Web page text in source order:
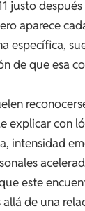
justo
aparece
específica,
de que esa
explicar con
intensidad
este
de una